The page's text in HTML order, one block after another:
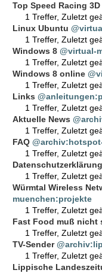
Top Speed Racing 3D
1 Treffer, Zuletzt
Linux Ubuntu
1 Treffer, Zuletzt
Windows 8 @virtual-
1 Treffer, Zuletzt
Windows 8 online
1 Treffer, Zuletzt
Links
1 Treffer, Zuletzt
Aktuelle News
1 Treffer, Zuletzt
FAQ
1 Treffer, Zuletzt
Datenschutzerklärung
1 Treffer, Zuletzt
Würmtal Wireless
muenchen:projekte
1 Treffer, Zuletzt
Fast Food muß nicht
1 Treffer, Zuletzt
TV-Sender
1 Treffer, Zuletzt
Lippische